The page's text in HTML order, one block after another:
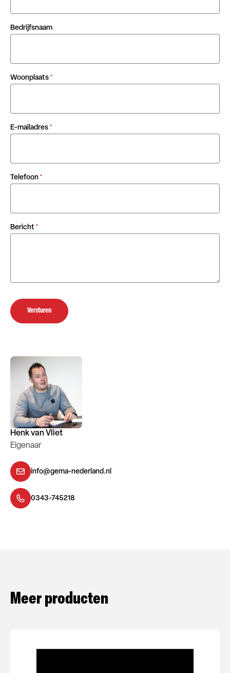
Henk van Vliet
Eigenaar
info@gema-nederland.nl
0343-745218
Bedrijfsnaam
Woonplaats *
E-mailadres *
Telefoon *
Bericht *
Versturen
Meer producten